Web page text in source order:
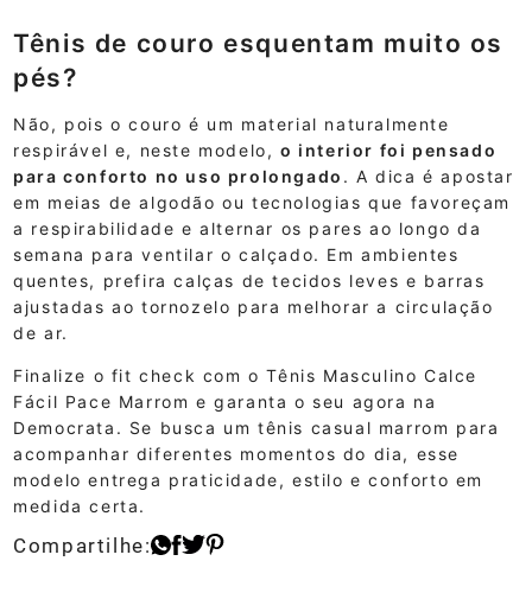
Tênis de couro esquentam muito os
pés?
Não, pois o couro é um material naturalmente
respirável e, neste modelo,o interior foi pensado
para conforto no uso prolongado . A dica é apostar
em meias de algodão ou tecnologias que favoreçam
a respirabilidade e alternar os pares ao longo da
semana para ventilar o calçado. Em ambientes
quentes, prefira calças de tecidos leves e barras
ajustadas ao tornozelo para melhorar a circulação
de ar.
Finalize o fit check com o Tênis Masculino Calce
Fácil Pace Marrom e garanta o seu agora na
Democrata. Se busca um tênis casual marrom para
acompanhar diferentes momentos do dia, esse
modelo entrega praticidade, estilo e conforto em
medida certa.